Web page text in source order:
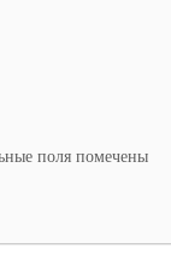
поля помечены